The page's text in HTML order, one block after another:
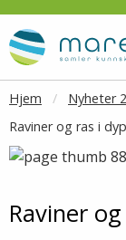
Gå til
Hjem Nyheter
Raviner og ras i
Raviner